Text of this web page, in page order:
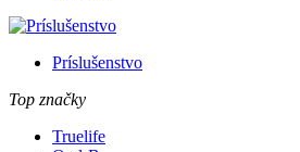
Príslušenstvo
Top značky
Truelife